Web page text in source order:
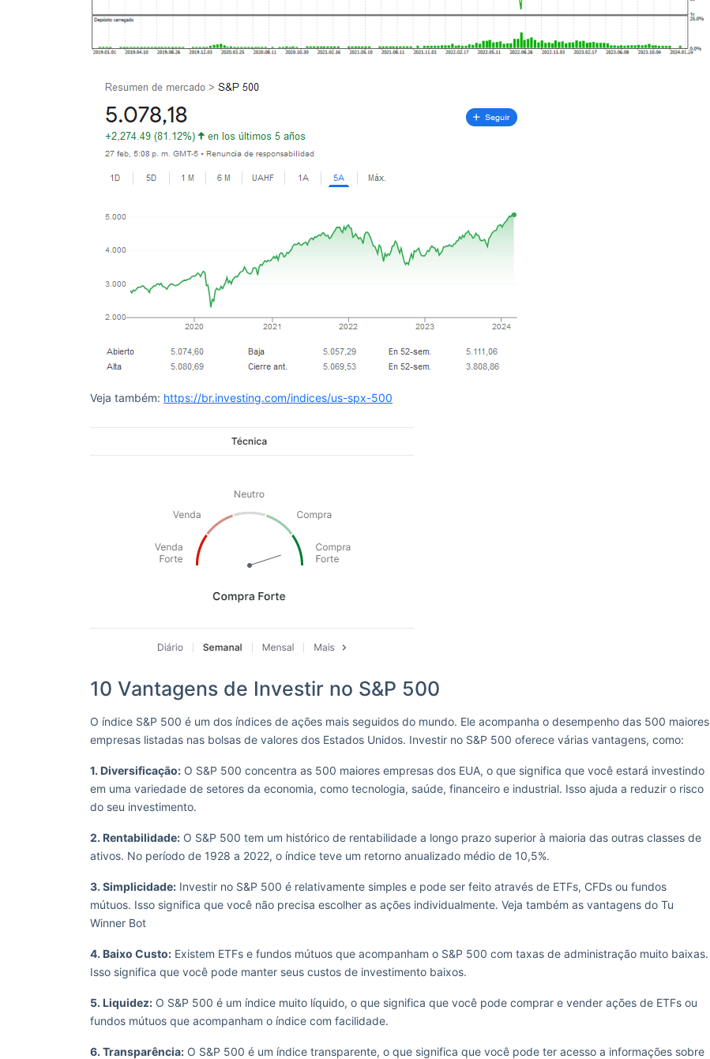
Veja também: https://br.investing.com/indices/us-spx-500
10 Vantagens de Investir no S&P 500
O índice S&P 500 é um dos índices de ações mais seguidos do mundo. Ele acompanha o desempenho das 500 maiores
empresas listadas nas bolsas de valores dos Estados Unidos. Investir no S&P 500 oferece várias vantagens, como:
1. Diversificação: O S&P 500 concentra as 500 maiores empresas dos EUA, o que significa que você estará investindo
em uma variedade de setores da economia, como tecnologia, saúde, financeiro e industrial. Isso ajuda a reduzir o risco
do seu investimento.
2. Rentabilidade: O S&P 500 tem um histórico de rentabilidade a longo prazo superior à maioria das outras classes de
ativos. No período de 1928 a 2022, o índice teve um retorno anualizado médio de 10,5%.
3. Simplicidade: Investir no S&P 500 é relativamente simples e pode ser feito através de ETFs, CFDs ou fundos
mútuos. Isso significa que você não precisa escolher as ações individualmente. Veja também as vantagens do Tu
Winner Bot
4. Baixo Custo: Existem ETFs e fundos mútuos que acompanham o S&P 500 com taxas de administração muito baixas.
Isso significa que você pode manter seus custos de investimento baixos.
5. Liquidez: O S&P 500 é um índice muito líquido, o que significa que você pode comprar e vender ações de ETFs ou
fundos mútuos que acompanham o índice com facilidade.
6. Transparência: O S&P 500 é um índice transparente, o que significa que você pode ter acesso a informações sobre